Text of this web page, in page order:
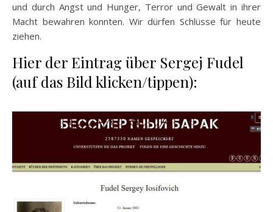
und durch Angst und Hunger, Terror und Gewalt in ihrer
Macht bewahren konnten. Wir dürfen Schlüsse für heute
ziehen.
Hier der Eintrag über Sergej Fudel
(auf das Bild klicken/tippen):